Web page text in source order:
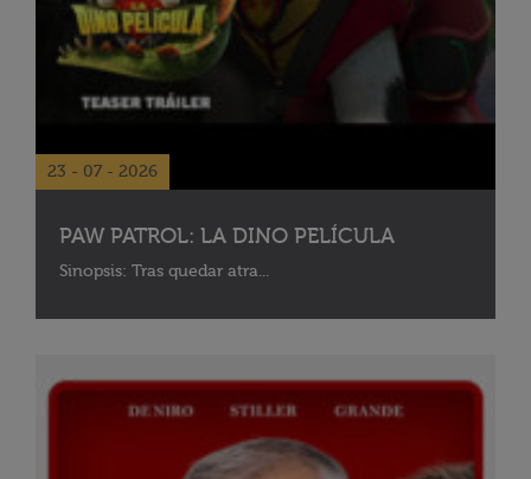
23 - 07 - 2026
PAW PATROL: LA DINO PELÍCULA
Sinopsis: Tras quedar atra...